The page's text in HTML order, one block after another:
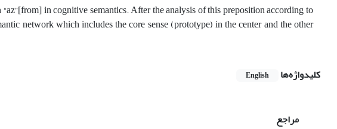
in cognitive semantics. After the analysis of this preposition according to
network which includes the core sense (prototype) in the center and the other
کلیدواژه‌ها
English
مراجع